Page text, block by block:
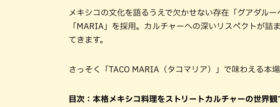
メキシコの文化を語るうえで欠かせない存在「グアダル
「MARIA」を採用。カルチャーへの深いリスペクトが詰
てきます。
さっそく「TACO MARIA（タコマリア）」で味わえる本
目次：本格メキシコ料理をストリートカルチャーの世界観